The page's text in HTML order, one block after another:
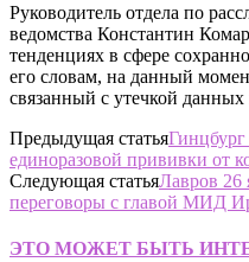
Руководитель отдела по
ведомства Константин
тенденциях в сфере
его словам, на данный
связанный с утечкой данных
Предыдущая статья
единоразовой прививки от
Следующая статьяЛавров 26
переговоры с главой МИД
ЭТО МОЖЕТ БЫТЬ